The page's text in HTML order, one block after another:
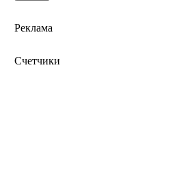
Реклама
Счетчики